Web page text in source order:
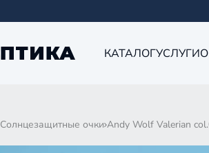
КАТАЛОГУСЛУГИ
Солнцезащитные очки Andy Wolf Valerian